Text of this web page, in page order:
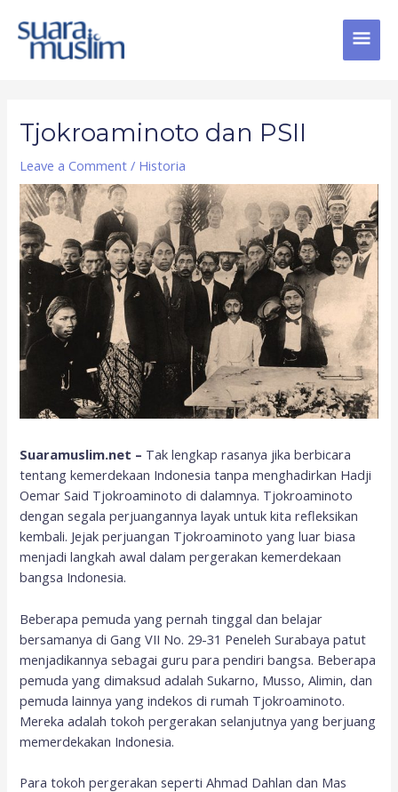
content
Tjokroaminoto dan PSII
Leave a Comment / Historia
Suaramuslim.net – Tak lengkap rasanya jika berbicara
tentang kemerdekaan Indonesia tanpa menghadirkan Hadji
Oemar Said Tjokroaminoto di dalamnya. Tjokroaminoto
dengan segala perjuangannya layak untuk kita refleksikan
kembali. Jejak perjuangan Tjokroaminoto yang luar biasa
menjadi langkah awal dalam pergerakan kemerdekaan
bangsa Indonesia.
Beberapa pemuda yang pernah tinggal dan belajar
bersamanya di Gang VII No. 29-31 Peneleh Surabaya patut
menjadikannya sebagai guru para pendiri bangsa. Beberapa
pemuda yang dimaksud adalah Sukarno, Musso, Alimin, dan
pemuda lainnya yang indekos di rumah Tjokroaminoto.
Mereka adalah tokoh pergerakan selanjutnya yang berjuang
memerdekakan Indonesia.
Para tokoh pergerakan seperti Ahmad Dahlan dan Mas